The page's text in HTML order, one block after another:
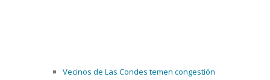
Vecinos de Las Condes temen congestión